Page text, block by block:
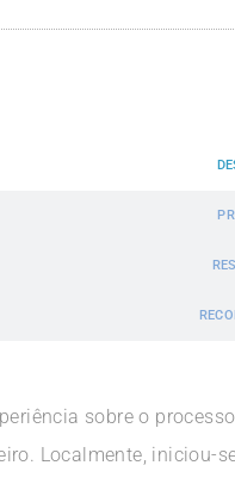
sobre o
Localmente, iniciou-